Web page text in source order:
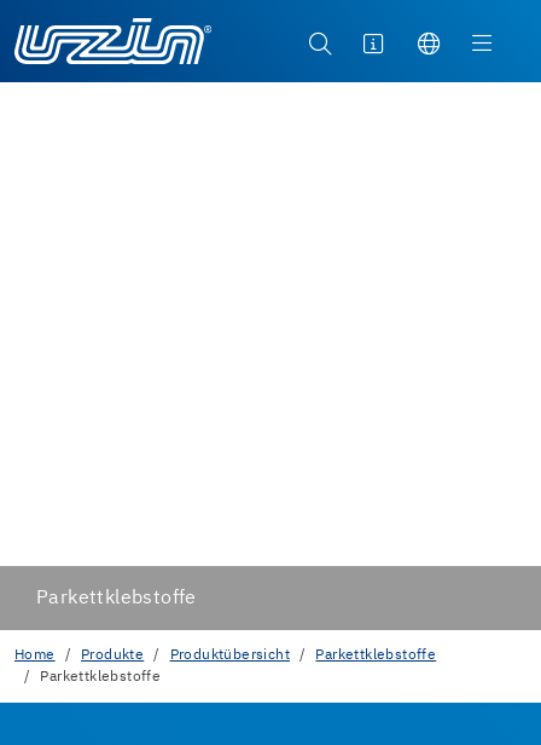
Parkettklebstoffe
Home Produkte Produktübersicht
Parkettklebstoffe
Parkettklebstoffe